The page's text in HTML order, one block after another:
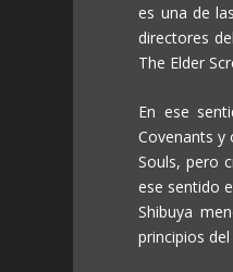
es una de
directores
The Elder
En ese
Covenants y
Souls, pero
ese sentido
Shibuya
principios